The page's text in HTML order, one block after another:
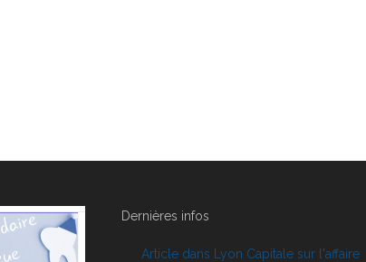
Dernières infos
Article dans Lyon Capitale sur l'affaire